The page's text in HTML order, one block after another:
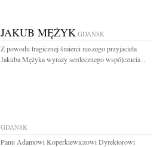
JAKUB MĘŻYK GDAŃSK
Z powodu tragicznej śmierci naszego przyjaciela
Jakuba Mężyka wyrazy serdecznego współczucia...
GDAŃSK
Panu Adamowi Koperkiewiczowi Dyrektorowi